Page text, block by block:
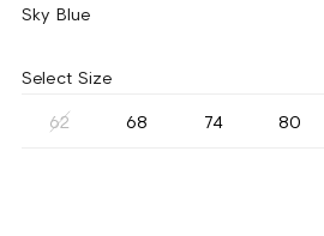
Sky Blue
Select Size
62 68 74 80